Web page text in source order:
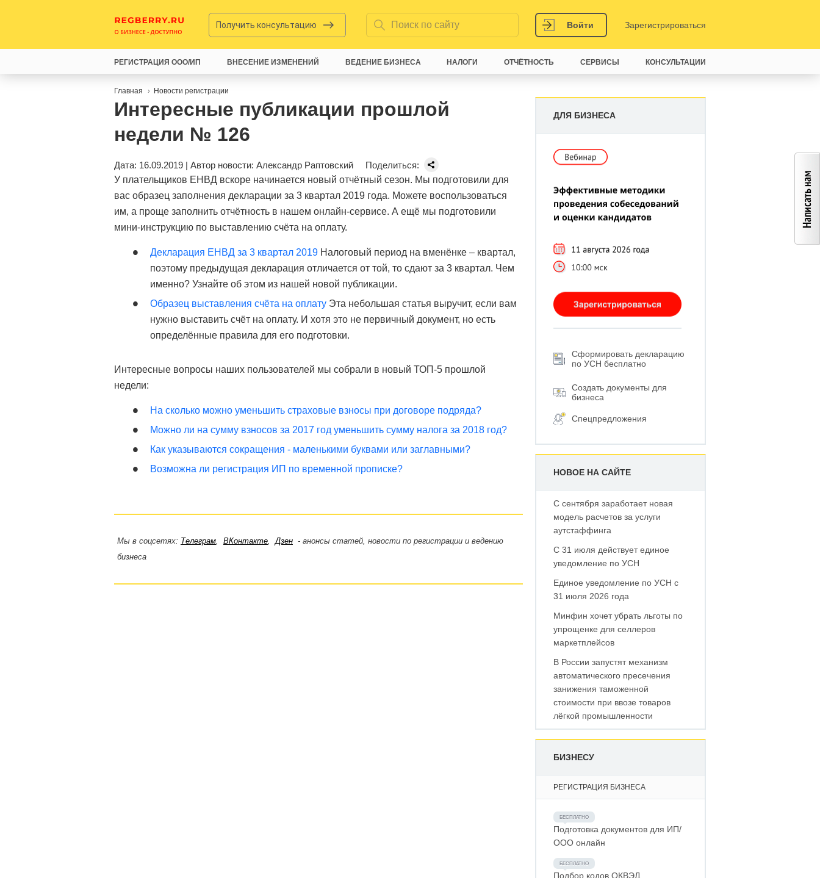
Получить консультацию Войти Зарегистрироваться
Главная Новости регистрации
Интересные публикации прошлой
недели № 126
Дата: 16.09.2019 | Автор новости: Александр Раптовский
Поделиться:
У плательщиков ЕНВД вскоре начинается новый отчётный сезон. Мы подготовили для
вас образец заполнения декларации за 3 квартал 2019 года. Можете воспользоваться
им, а проще заполнить отчётность в нашем онлайн-сервисе. А ещё мы подготовили
мини-инструкцию по выставлению счёта на оплату.
Декларация ЕНВД за 3 квартал 2019 Налоговый период на вменёнке – квартал,
поэтому предыдущая декларация отличается от той, то сдают за 3 квартал. Чем
именно? Узнайте об этом из нашей новой публикации.
Образец выставления счёта на оплату Эта небольшая статья выручит, если вам
нужно выставить счёт на оплату. И хотя это не первичный документ, но есть
определённые правила для его подготовки.
Интересные вопросы наших пользователей мы собрали в новый ТОП-5 прошлой
недели:
На сколько можно уменьшить страховые взносы при договоре подряда?
Можно ли на сумму взносов за 2017 год уменьшить сумму налога за 2018 год?
Как указываются сокращения - маленькими буквами или заглавными?
Возможна ли регистрация ИП по временной прописке?
Мы в соцсетях: Телеграм, ВКонтакте,Дзен - анонсы статей, новости по регистрации и ведению
бизнеса
ДЛЯ БИЗНЕСА
Сформировать декларацию
по УСН бесплатно
Создать документы для
бизнеса
Спецпредложения
НОВОЕ НА САЙТЕ
С сентября заработает новая
модель расчетов за услуги
аутстаффинга
С 31 июля действует единое
уведомление по УСН
Единое уведомление по УСН с
31 июля 2026 года
Минфин хочет убрать льготы по
упрощенке для селлеров
маркетплейсов
В России запустят механизм
автоматического пресечения
занижения таможенной
стоимости при ввозе товаров
лёгкой промышленности
БИЗНЕСУ
РЕГИСТРАЦИЯ БИЗНЕСА
Подготовка документов для ИП/
ООО онлайн
Подбор кодов ОКВЭД
РЕГИСТРАЦИЯ ООО/ИП ВНЕСЕНИЕ ИЗМЕНЕНИЙ ВЕДЕНИЕ БИЗНЕСА НАЛОГИ ОТЧЁТНОСТЬ СЕРВИСЫ КОНСУЛЬТАЦИИ